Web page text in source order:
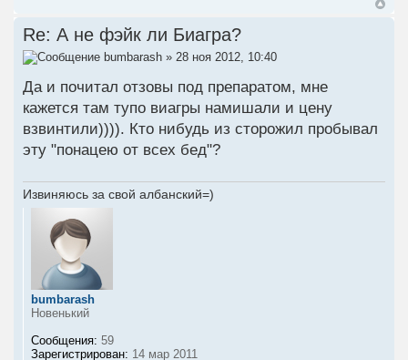
Re: А не фэйк ли Биагра?
bumbarash » 28 ноя 2012, 10:40
Да и почитал отзовы под препаратом, мне
кажется там тупо виагры намишали и цену
взвинтили)))). Кто нибудь из сторожил пробывал
эту "понацею от всех бед"?
Извиняюсь за свой албанский=)
bumbarash
Новенький
Сообщения: 59
Зарегистрирован: 14 мар 2011